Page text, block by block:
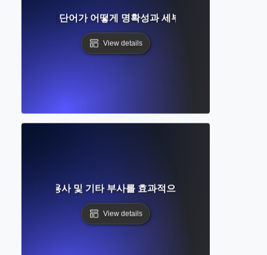
? 설명적인 단어가 어떻게 명확성과 세부사항을 추가하는지
View details
? 행동, 형용사 및 기타 부사를 효과적으로 수정하는 방법을
View details